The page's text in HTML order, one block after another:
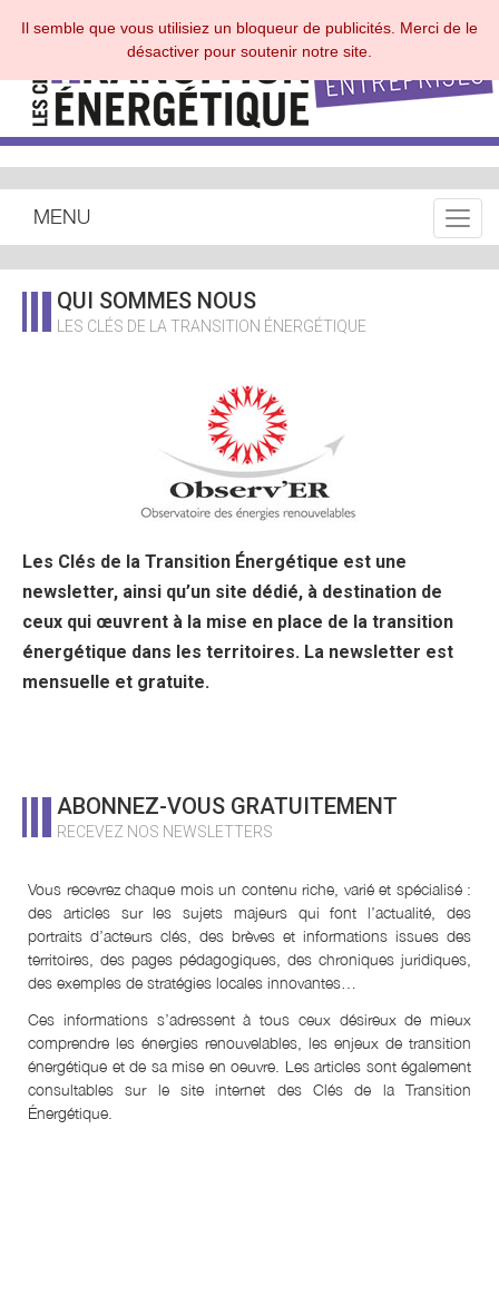
MENU
QUI SOMMES NOUS
LES CLÉS DE LA TRANSITION ÉNERGÉTIQUE
Les Clés de la Transition Énergétique est une
newsletter, ainsi qu’un site dédié, à destination de
ceux qui œuvrent à la mise en place de la transition
énergétique dans les territoires. La newsletter est
mensuelle et gratuite.
ABONNEZ-VOUS GRATUITEMENT
RECEVEZ NOS NEWSLETTERS
Vous recevrez chaque mois un contenu riche, varié et spécialisé :
des articles sur les sujets majeurs qui font l’actualité, des
portraits d’acteurs clés, des brèves et informations issues des
territoires, des pages pédagogiques, des chroniques juridiques,
des exemples de stratégies locales innovantes…
Ces informations s’adressent à tous ceux désireux de mieux
comprendre les énergies renouvelables, les enjeux de transition
énergétique et de sa mise en oeuvre. Les articles sont également
consultables sur le site internet des Clés de la Transition
Énergétique.
Il semble que vous utilisiez un bloqueur de publicités. Merci de le
désactiver pour soutenir notre site.